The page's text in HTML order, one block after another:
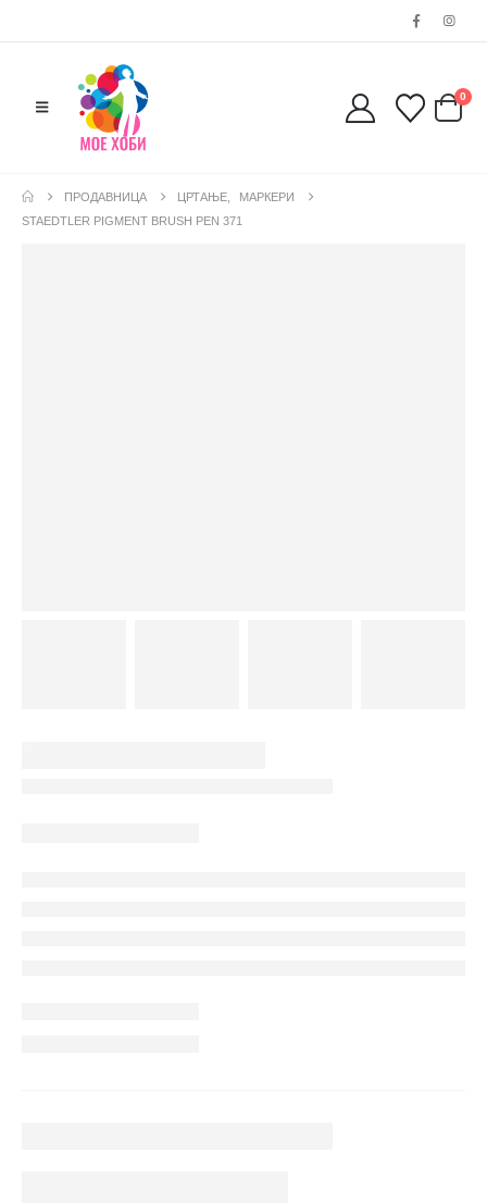
0
ПРОДАВНИЦА ЦРТАЊЕ
МАРКЕРИ
STAEDTLER PIGMENT BRUSH PEN 371